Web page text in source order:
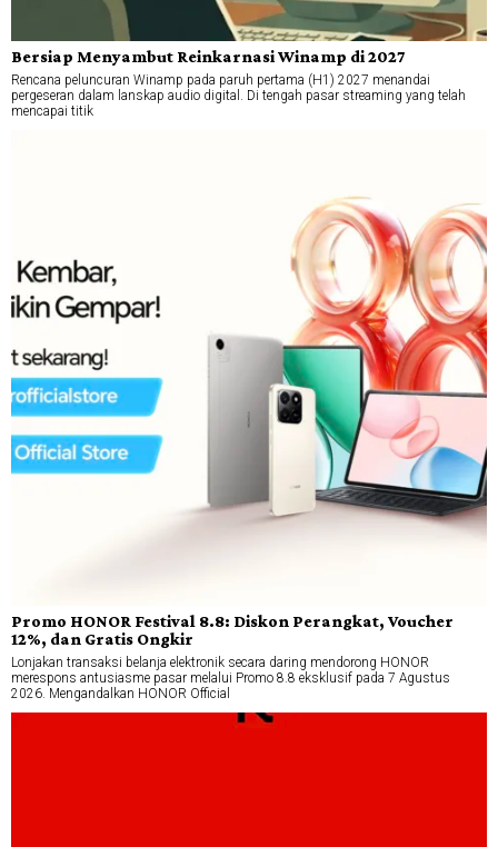
Bersiap Menyambut Reinkarnasi Winamp di 2027
Rencana peluncuran Winamp pada paruh pertama (H1) 2027 menandai
pergeseran dalam lanskap audio digital. Di tengah pasar streaming yang telah
mencapai titik
Promo HONOR Festival 8.8: Diskon Perangkat, Voucher
12%, dan Gratis Ongkir
Lonjakan transaksi belanja elektronik secara daring mendorong HONOR
merespons antusiasme pasar melalui Promo 8.8 eksklusif pada 7 Agustus
2026. Mengandalkan HONOR Official